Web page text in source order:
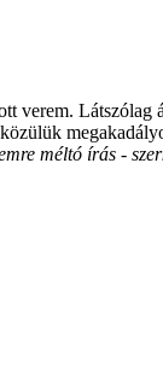
verem.
méltó írás -